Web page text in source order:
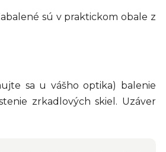
sú v praktickom obale z
sa u vášho optika) balenie
zrkadlových skiel. Uzáver